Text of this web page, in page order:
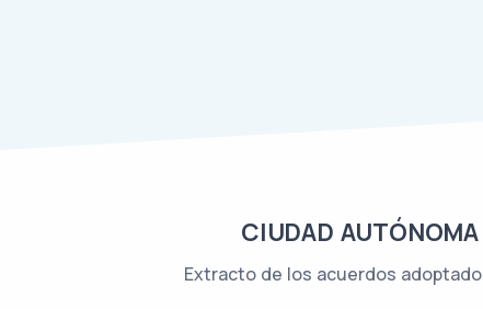
CIUDAD
Extracto de los acuerdos